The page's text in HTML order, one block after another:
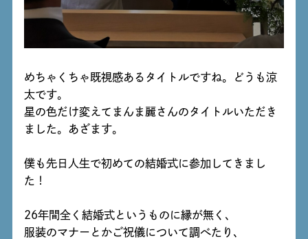
めちゃくちゃ既視感あるタイトルですね。どうも涼
太です。
星の色だけ変えてまんま麗さんのタイトルいただき
ました。あざます。
僕も先日人生で初めての結婚式に参加してきまし
た！
26年間全く結婚式というものに縁が無く、
服装のマナーとかご祝儀について調べたり、